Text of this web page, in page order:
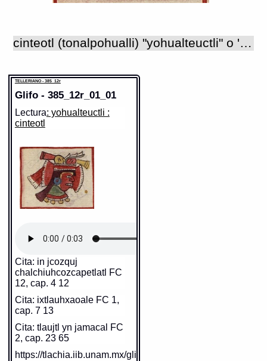
cinteotl (tonalpohualli) "yohualteuctli" o 'señor de la noche' 'Dios mazorca madura'. Este dios del maíz era considerado como uno de los cuatro dioses patronos de los lapidarios, quienes les celebraban su fiesta el día 9 "itzcuintli" ('perro') en Xochimilco, porque decían que allí había tenido su origen el arte de labrar las piedras preciosas (FC 9, cap. 17 : 79-80). También mencionan las fuentes que Cinteotl era el dios particular de los de Colhuacan (HMP: cap. X). Cinteotl se consideraba como un dios que se desdoblaba en otros "cinteteo", los cuales representaban a los diferentes colores del maíz. Una vez al año, Cinteotl se transformaba en Itztlacoliuhqui, el dios de la helada, y esto sucedía durante la veintena de Ochpaniztli. Relata un mito de creación, que seis años después del diluvio, después de que el cielo fue levantado y de que los dioses habían creado de nueva cuenta a la Tierra y al fuego, nació Cinteotl de la unión de Piltzinteuctli y de Xochiquetzal, quien a su vez había sido hecha de los cabellos de la diosa madre (HMP: cap. VI). En otra fuente se cuenta que el dios del maíz nació de estos mismos padres en una cueva; apenas llegó al mundo, Cinteotl se metió debajo de la tierra. De sus cabellos salió el algodón; de sus ojos y nariz nacieron semillas comestibles; de sus dedos, el fruto llamado "camotli"; de sus uñas nació el maíz y del resto de su cuerpo germinaron muchos otros frutos con que el hombre se alimentaría. Por esta razón, Cinteotl era también llamado Tlazopilli, que quiere decir 'Señor amado' (HM: cap. IX). Cinteotl era celebrado junto con Chicomecohuatl, la diosa del maíz maduro, en la cuarta veintena llamada Huey Tozoztli ('Gran vigilia'). En honor de Cinteotl se hacía un ayuno de cuatro días antes de la llegada de la fiesta. Cuando ésta llegaba, todos colocaban filas de juncos ensangrentados en las puertas de sus casas y los nobles además, ponían enramadas de pino. Iban a los campos de maíz (que en esta época comenzaba a crecer) y traían cañas tiernas que adornaban con flores para ofrendarlas a los dioses de los barrios o "calpoltin", después de lo cual se dirigían al templo de Chicomecohuatl, llamado Cinteopan. Frente a la imagen de la diosa, los hombres representaban escaramuzas o batallas y las jóvenes presentaban las mazorcas que habían guardado del año anterior para ser bendecidas por ella y poder tomar de ahí la semilla que guardarían dentro de las trojes para sembrar al año siguiente. También hacían la imagen de Chicomecohuatl de masa y le ofrecían todo tipo de alimentos. Al igual que en las tres veintenas anteriores, en ésta también se sacrificaban niños para propiciar las lluvias y que se diera bien el maíz en los campos (FC 2, cap. 4 : 7-8; cap. 23 : 61-65). En la veintena Huey Tecuilhuitl se sacrificaba a la representante de Xilonen, la diosa del maíz tierno, en el templo de Cinteotl (FC 2, cap. 27 : 105). Por otra parte, en Ochpaniztli se celebraba la fiesta de Toci, o Teteo Innan, cuando sacrificaban y desollaban a una esclava que personificaba a la diosa madre; un sacerdote se vestía con la piel de Toci y otro, ataviado para representar la imagen o "ixiptla" de Cinteotl, se ponía una máscara hecha con la piel del muslo de la diosa sacrificada ("mexayacatl"). En el relato de esta fiesta Sahagún nos dice que Cinteotl era el hijo de Toci y que en un momento del ceremonial se ponía un tocado cónico con el extremo curvo y bordeado con puntas de obsidiana llamado "itztlacoliuhqui", atavío que representaba la helada y nombre con el que también se le conoce al dios del maíz (FC 2, cap. 30 : 120-121). De acuerdo con Seler (1980, t. I : 121) la fiesta de Ochpaniztli simbolizaba el nacimiento de la mazorca ya madura personificada por el dios Cinteotl. En la descripción hecha por el padre Sahagún de los edificios que había dentro del recinto sagrado de Tenochtitlan, menciona cuatro templos en este espacio dedicados al dios del maíz: el llamado Iztac Cinteotl (28º edificio); dos templos llamados Cinteopan: uno donde sacrificaban a la representante de la diosa Chicomecohuatl (43º edificio) y otro donde guardaban la imagen de Cinteotl (edificio 45), y el templo llamado Xochicalco (edificio 66) donde sacrificaban a los representantes del Cinteotl blanco (Iztac Cinteotl) y del Cinteotl rojo (Tlatlauhqui Cinteotl) durante la fiesta de Ochpaniztli (FC 2, apéndice). La descripción que da Sahagún de Cinteotl como patrón de los lapidarios no corresponde a las imágenes del que se ha identificado como Cinteotl en los códices: un hombre con máscara de mosaicos de turquesa ("xiuhxayacatl"), chaqueta 'de niebla' azul ("ayauhxicolli") y collar con el joyel del viento ("ehecacozcatl") que es atavío característico de Quetzalcohuatl (FC 9, cap. 17 : 80). En las pictografías se le representa de varias maneras: como un hombre joven de piel amarilla, o pintada de rojo (Tlatlauhqui Cinteotl), reconocible por la presencia de mazorcas en su tocado o cargadas a las espaldas, y por la pintura facial que consiste de una línea (a veces doble) de color negro que cae verticalmente a los lados del rostro y que se quiebra en ángulo recto a la altura de los ojos. En algunas imágenes lleva un cetro con corazones ensartados ("yollotopilli") que es característico del dios Xochipilli, con el que se funde en ocasiones manifestándose como un mismo dios al que algunos investigadores llaman Cinteotl-Xochipilli. Cinteotl aparece en algunos códices como copatrón de la octava trecena que comienza en "ce malinalli" (1 'hierba torcida'); en estas ocasiones se representó frente a la diosa del maguey pulquero llamada Mayahuel, quien es la que preside este periodo y que de acuerdo con las glosas del códice Vaticano A, era la madre de Cinteotl (fol. 21r). Por otra parte, el dios del maíz era considerado como una de las nueve deidades conocidas como 'señores de la noche'. Bajo este último aspecto, Cinteotl fue representado en el códice Telleriano-Remensis como la cabeza de un personaje masculino orientada hacía la derecha, con el rostro pintado de rojo (Tlatlauhqui Cinteotl) y un tocado de papel también rojo; se identifica como Cinteotl porque este nombre fue escrito en el folio 8r de este documento bajo la figura del dios y por las dos mazorcas que lleva sobre la cabeza como parte de su tocado.
TELLERIANO - 385_12r
Glifo - 385_12r_01_01
Lectura: yohualteuctli :
cinteotl
Cita: in jcozquj
chalchiuhcozcapetlatl FC
12, cap. 4 12
Cita: ixtlauhxaoale FC 1,
cap. 7 13
Cita: tlaujtl yn jamacal FC
2, cap. 23 65
https://tlachia.iib.unam.mx/glifo/385_12r_01_01